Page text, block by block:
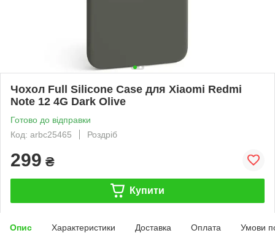
Чохол Full Silicone Case для Xiaomi Redmi
Note 12 4G Dark Olive
Готово до відправки
Код: arbc25465
Роздріб
299 ₴
Купити
Опис Характеристики Доставка Оплата Умови